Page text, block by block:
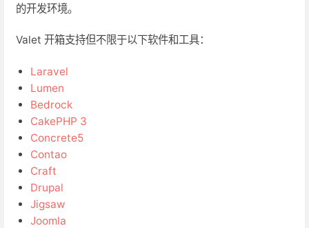
的开发环境。
Valet 开箱支持但不限于以下软件和工具：
Laravel
Lumen
Bedrock
CakePHP 3
Concrete5
Contao
Craft
Drupal
Jigsaw
Joomla